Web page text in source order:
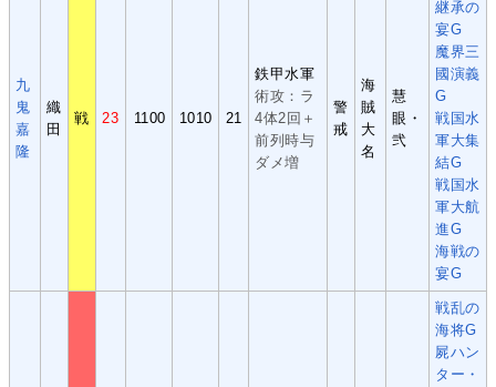
九
鬼
嘉
隆
織
田
戦 23 1100 1010 21
鉄甲水軍
術攻：ラ
4体2回＋
前列時与
ダメ増
警
戒
海
賊
大
名
慧
眼・
弐
継承の
宴G
魔界三
國演義
G
戦国水
軍大集
結G
戦国水
軍大航
進G
海戦の
宴G
戦乱の
海将G
屍ハン
ター・